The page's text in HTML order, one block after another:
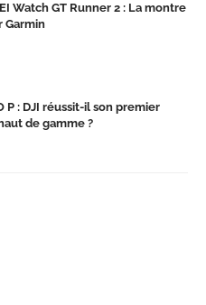
Watch GT Runner 2 : La montre
Garmin
P : DJI réussit-il son premier
de gamme ?